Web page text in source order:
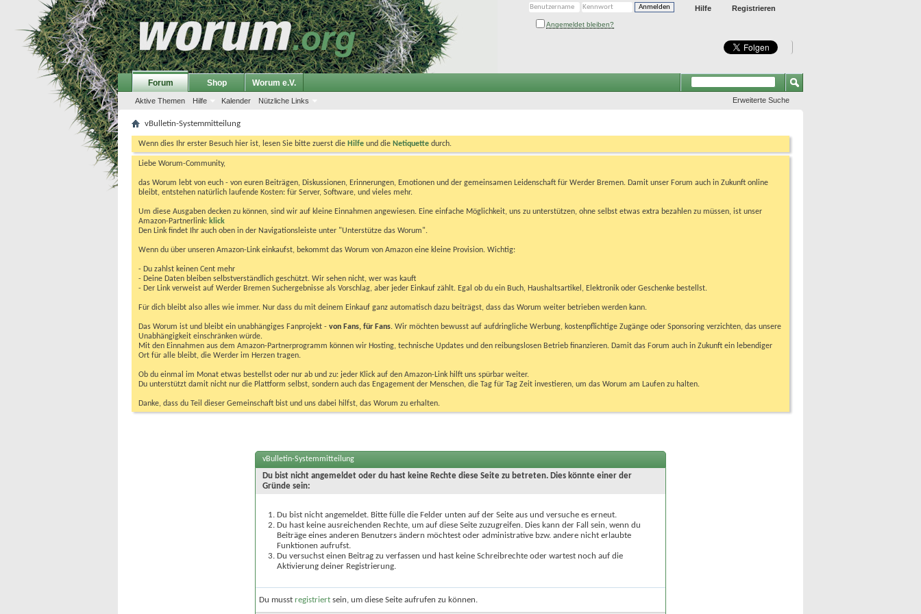
Registrieren
Hilfe
Angemeldet bleiben?
Forum
Aktive Themen Hilfe Kalender Nützliche Links
Shop Worum e.V.
Erweiterte Suche
vBulletin-Systemmitteilung
Wenn dies Ihr erster Besuch hier ist, lesen Sie bitte zuerst die Hilfe und die Netiquette durch.
Liebe Worum-Community,
das Worum lebt von euch - von euren Beiträgen, Diskussionen, Erinnerungen, Emotionen und der gemeinsamen Leidenschaft für Werder Bremen. Damit unser Forum auch in Zukunft online
bleibt, entstehen natürlich laufende Kosten: für Server, Software, und vieles mehr.
Um diese Ausgaben decken zu können, sind wir auf kleine Einnahmen angewiesen. Eine einfache Möglichkeit, uns zu unterstützen, ohne selbst etwas extra bezahlen zu müssen, ist unser
Amazon-Partnerlink: klick
Den Link findet Ihr auch oben in der Navigationsleiste unter "Unterstütze das Worum".
Wenn du über unseren Amazon-Link einkaufst, bekommt das Worum von Amazon eine kleine Provision. Wichtig:
- Du zahlst keinen Cent mehr
- Deine Daten bleiben selbstverständlich geschützt. Wir sehen nicht, wer was kauft
- Der Link verweist auf Werder Bremen Suchergebnisse als Vorschlag, aber jeder Einkauf zählt. Egal ob du ein Buch, Haushaltsartikel, Elektronik oder Geschenke bestellst.
Für dich bleibt also alles wie immer. Nur dass du mit deinem Einkauf ganz automatisch dazu beiträgst, dass das Worum weiter betrieben werden kann.
Das Worum ist und bleibt ein unabhängiges Fanprojekt - von Fans, für Fans. Wir möchten bewusst auf aufdringliche Werbung, kostenpflichtige Zugänge oder Sponsoring verzichten, das unsere
Unabhängigkeit einschränken würde.
Mit den Einnahmen aus dem Amazon-Partnerprogramm können wir Hosting, technische Updates und den reibungslosen Betrieb finanzieren. Damit das Forum auch in Zukunft ein lebendiger
Ort für alle bleibt, die Werder im Herzen tragen.
Ob du einmal im Monat etwas bestellst oder nur ab und zu: jeder Klick auf den Amazon-Link hilft uns spürbar weiter.
Du unterstützt damit nicht nur die Plattform selbst, sondern auch das Engagement der Menschen, die Tag für Tag Zeit investieren, um das Worum am Laufen zu halten.
Danke, dass du Teil dieser Gemeinschaft bist und uns dabei hilfst, das Worum zu erhalten.
vBulletin-Systemmitteilung
Du bist nicht angemeldet oder du hast keine Rechte diese Seite zu betreten. Dies könnte einer der
Gründe sein:
Du bist nicht angemeldet. Bitte fülle die Felder unten auf der Seite aus und versuche es erneut.
Du hast keine ausreichenden Rechte, um auf diese Seite zuzugreifen. Dies kann der Fall sein, wenn du
Beiträge eines anderen Benutzers ändern möchtest oder administrative bzw. andere nicht erlaubte
Funktionen aufrufst.
Du versuchst einen Beitrag zu verfassen und hast keine Schreibrechte oder wartest noch auf die
Aktivierung deiner Registrierung.
Du musst registriert sein, um diese Seite aufrufen zu können.